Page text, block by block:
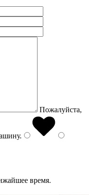
Пожалуйста,
.
время.